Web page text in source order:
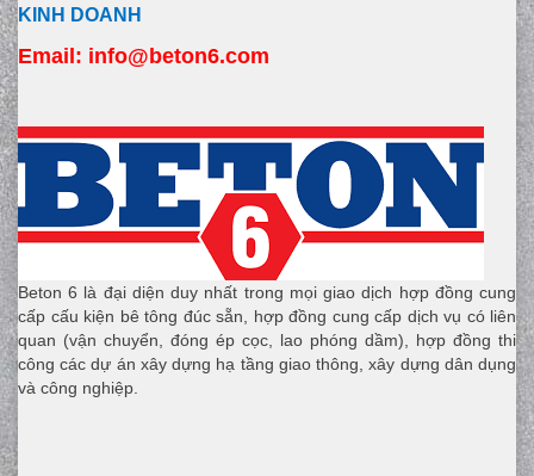
KINH DOANH
Email: info@beton6.com
Beton 6 là đại diện duy nhất trong mọi giao dịch hợp đồng cung
cấp cấu kiện bê tông đúc sẵn, hợp đồng cung cấp dịch vụ có liên
quan (vận chuyển, đóng ép cọc, lao phóng dầm), hợp đồng thi
công các dự án xây dựng hạ tầng giao thông, xây dựng dân dụng
và công nghiệp.